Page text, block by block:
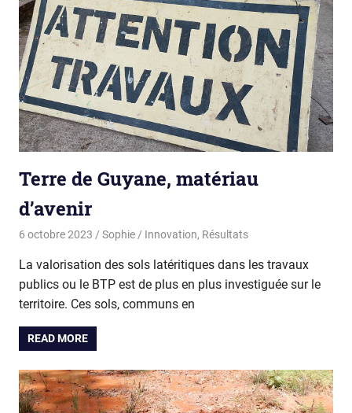
Terre de Guyane, matériau
d’avenir
6 octobre 2023 Sophie Innovation, Résultats
La valorisation des sols latéritiques dans les travaux
publics ou le BTP est de plus en plus investiguée sur le
territoire. Ces sols, communs en
READ MORE